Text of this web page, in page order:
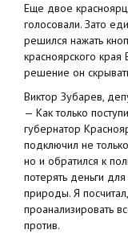
Еще двое
голосовали. Зато
решился нажать
красноярского края
решение он
Виктор Зубарев,
— Как только
губернатор
подключил не
но и обратился к
потерять деньги
природы. Я
проанализировать
против.